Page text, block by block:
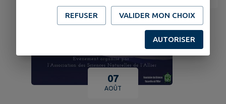
07
AOÛT
REFUSER VALIDER MON CHOIX
AUTORISER